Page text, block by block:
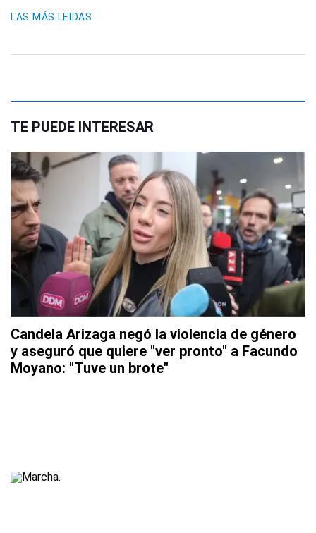
LAS MÁS LEIDAS
TE PUEDE INTERESAR
Candela Arizaga negó la violencia de género
y aseguró que quiere "ver pronto" a Facundo
Moyano: "Tuve un brote"